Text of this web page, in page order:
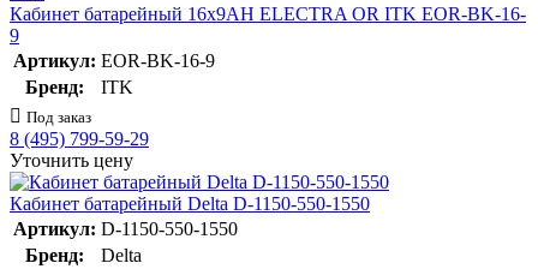
Кабинет батарейный 16х9AH ELECTRA OR ITK EOR-BK-16-
9
Артикул: EOR-BK-16-9
Бренд:
ITK
Под заказ
8 (495) 799-59-29
Уточнить цену
Кабинет батарейный Delta D-1150-550-1550
Артикул: D-1150-550-1550
Бренд:
Delta